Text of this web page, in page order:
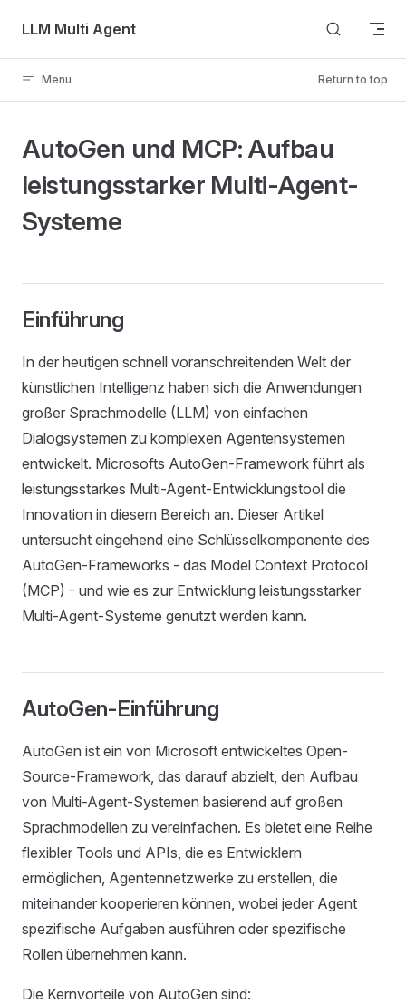
Skip to content
LLM Multi Agent
Menu Return to top
AutoGen und MCP: Aufbau
leistungsstarker Multi-Agent-
Systeme
Einführung
In der heutigen schnell voranschreitenden Welt der
künstlichen Intelligenz haben sich die Anwendungen
großer Sprachmodelle (LLM) von einfachen
Dialogsystemen zu komplexen Agentensystemen
entwickelt. Microsofts AutoGen-Framework führt als
leistungsstarkes Multi-Agent-Entwicklungstool die
Innovation in diesem Bereich an. Dieser Artikel
untersucht eingehend eine Schlüsselkomponente des
AutoGen-Frameworks - das Model Context Protocol
(MCP) - und wie es zur Entwicklung leistungsstarker
Multi-Agent-Systeme genutzt werden kann.
AutoGen-Einführung
AutoGen ist ein von Microsoft entwickeltes Open-
Source-Framework, das darauf abzielt, den Aufbau
von Multi-Agent-Systemen basierend auf großen
Sprachmodellen zu vereinfachen. Es bietet eine Reihe
flexibler Tools und APIs, die es Entwicklern
ermöglichen, Agentennetzwerke zu erstellen, die
miteinander kooperieren können, wobei jeder Agent
spezifische Aufgaben ausführen oder spezifische
Rollen übernehmen kann.
Die Kernvorteile von AutoGen sind: